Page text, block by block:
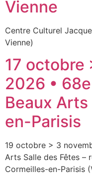
Vienne
Centre Culturel
Vienne)
17 octobre
2026 •
Beaux
en-Parisis
19 octobre > 3
Arts Salle des Fêtes –
Cormeilles-en-Parisis